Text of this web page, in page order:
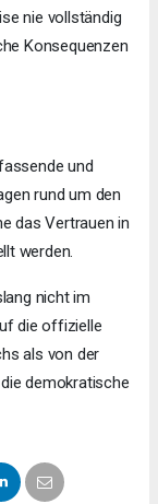
nie vollständig
Konsequenzen
und
rund um den
das Vertrauen in
werden.
nicht im
die offizielle
als von der
demokratische